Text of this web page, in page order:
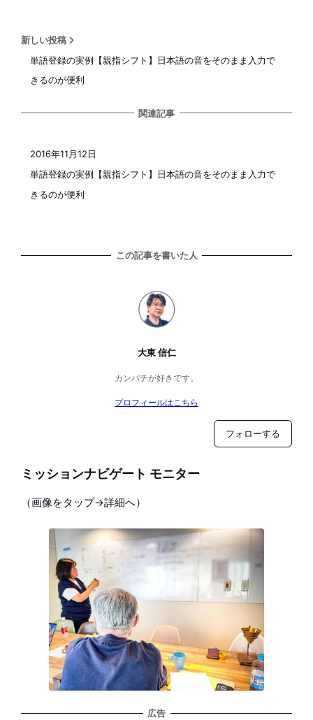
新しい投稿
単語登録の実例【親指シフト】日本語の音をそのまま入力で
きるのが便利
関連記事
単語登録の実例【親指シフト】日本語の音をそのまま入力で
きるのが便利
2016年11月12日
この記事を書いた人
大東 信仁
カンパチが好きです。
プロフィールはこちら
フォローする
ミッションナビゲート モニター
（画像をタップ→詳細へ）
広告